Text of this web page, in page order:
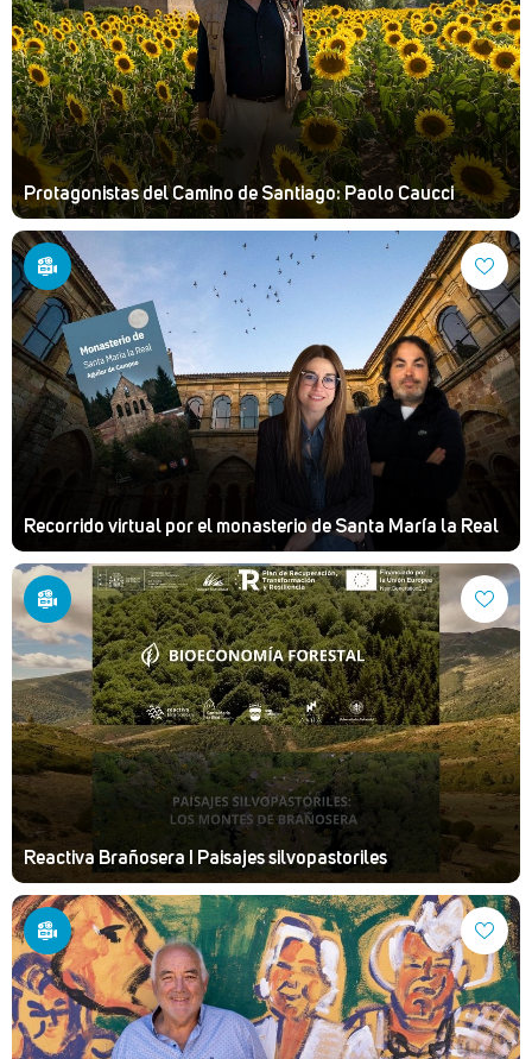
Protagonistas del Camino de Santiago: Paolo Caucci
Recorrido virtual por el monasterio de Santa María la Real
Reactiva Brañosera I Paisajes silvopastoriles